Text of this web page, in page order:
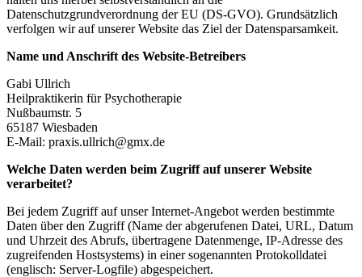
Datenschutzgrundverordnung der EU (DS-GVO). Grundsätzlich
verfolgen wir auf unserer Website das Ziel der Datensparsamkeit.
Name und Anschrift des Website-Betreibers
Gabi Ullrich
Heilpraktikerin für Psychotherapie
Nußbaumstr. 5
65187 Wiesbaden
E-Mail: praxis.ullrich@gmx.de
Welche Daten werden beim Zugriff auf unserer Website
verarbeitet?
Bei jedem Zugriff auf unser Internet-Angebot werden bestimmte
Daten über den Zugriff (Name der abgerufenen Datei, URL, Datum
und Uhrzeit des Abrufs, übertragene Datenmenge, IP-Adresse des
zugreifenden Hostsystems) in einer sogenannten Protokolldatei
(englisch: Server-Logfile) abgespeichert.